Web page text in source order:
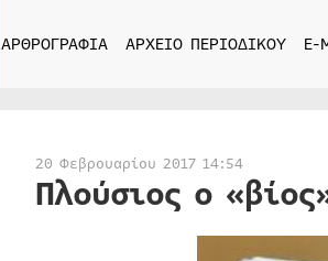
ΑΡΘΡΟΓΡΑΦΙΑ ΑΡΧΕΙΟ ΠΕΡΙΟΔΙΚΟΥ E-
20 Φεβρουαρίου 2017 14:54
Πλούσιος ο